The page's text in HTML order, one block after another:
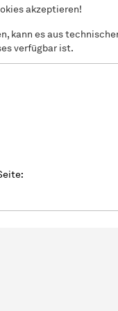
akzeptieren!
kann es aus
verfügbar ist.